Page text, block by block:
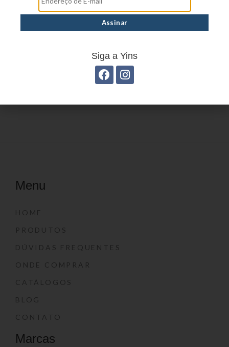
Mochila Linha Casual
Menu
HOME
PRODUTOS
DÚVIDAS FREQUENTES
ONDE COMPRAR
CATÁLOGOS
BLOG
CONTATO
Marcas
Siga a Yins